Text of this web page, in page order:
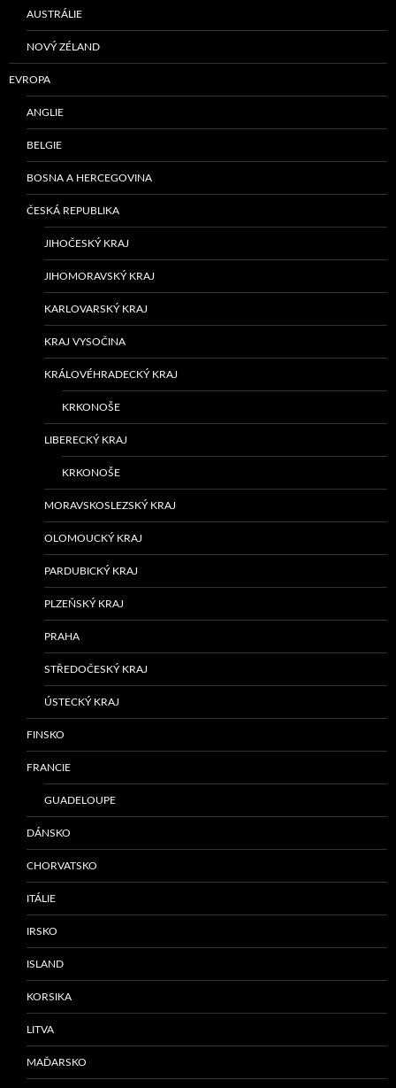
AUSTRÁLIE
NOVÝ ZÉLAND
EVROPA
ANGLIE
BELGIE
BOSNA A HERCEGOVINA
ČESKÁ REPUBLIKA
JIHOČESKÝ KRAJ
JIHOMORAVSKÝ KRAJ
KARLOVARSKÝ KRAJ
KRAJ VYSOČINA
KRÁLOVÉHRADECKÝ KRAJ
KRKONOŠE
LIBERECKÝ KRAJ
KRKONOŠE
MORAVSKOSLEZSKÝ KRAJ
OLOMOUCKÝ KRAJ
PARDUBICKÝ KRAJ
PLZEŇSKÝ KRAJ
PRAHA
STŘEDOČESKÝ KRAJ
ÚSTECKÝ KRAJ
FINSKO
FRANCIE
GUADELOUPE
DÁNSKO
CHORVATSKO
ITÁLIE
IRSKO
ISLAND
KORSIKA
LITVA
MAĎARSKO